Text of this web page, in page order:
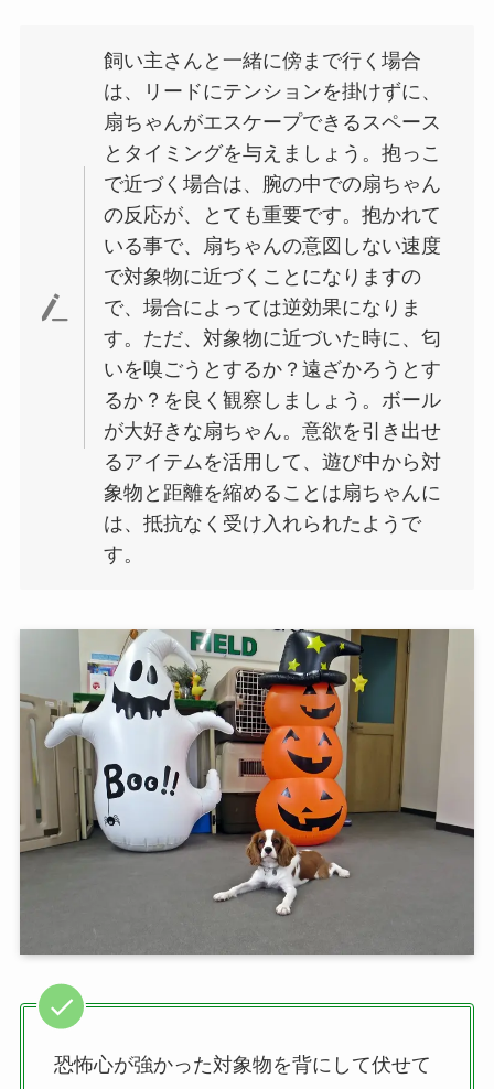
飼い主さんと一緒に傍まで行く場合
は、リードにテンションを掛けずに、
扇ちゃんがエスケープできるスペース
とタイミングを与えましょう。抱っこ
で近づく場合は、腕の中での扇ちゃん
の反応が、とても重要です。抱かれて
いる事で、扇ちゃんの意図しない速度
で対象物に近づくことになりますの
で、場合によっては逆効果になりま
す。ただ、対象物に近づいた時に、匂
いを嗅ごうとするか？遠ざかろうとす
るか？を良く観察しましょう。ボール
が大好きな扇ちゃん。意欲を引き出せ
るアイテムを活用して、遊び中から対
象物と距離を縮めることは扇ちゃんに
は、抵抗なく受け入れられたようで
す。
恐怖心が強かった対象物を背にして伏せて